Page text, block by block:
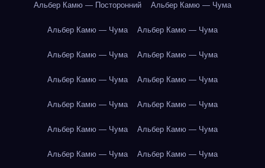
Альбер Камю — Посторонний Альбер Камю — Чума
Альбер Камю — Чума Альбер Камю — Чума
Альбер Камю — Чума Альбер Камю — Чума
Альбер Камю — Чума Альбер Камю — Чума
Альбер Камю — Чума Альбер Камю — Чума
Альбер Камю — Чума Альбер Камю — Чума
Альбер Камю — Чума Альбер Камю — Чума